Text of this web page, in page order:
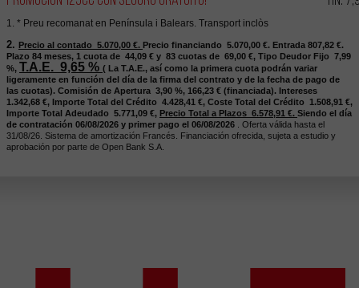
1. * Preu recomanat en Península i Balears. Transport inclòs
2. Precio al contado 5.070,00 €. Precio financiando 5.070,00 €. Entrada 807,82 €.
Plazo 84 meses, 1 cuota de 44,09 € y 83 cuotas de 69,00 €, Tipo Deudor Fijo 7,99
%, T.A.E. 9,65 % (
La T.A.E., así como la primera cuota podrán variar
ligeramente en función del día de la firma del contrato y de la fecha de pago de
las cuotas). Comisión de Apertura 3,90 %, 166,23 € (financiada). Intereses
1.342,68 €, Importe Total del Crédito 4.428,41 €, Coste Total del Crédito 1.508,91 €,
Importe Total Adeudado 5.771,09 €, Precio Total a Plazos 6.578,91 €. Siendo el día
de contratación 06/08/2026 y primer pago el 06/08/2026
. Oferta válida hasta el
31/08/26 Sistema de amortización Francés. Financiación ofrecida, sujeta a estudio y
aprobación por parte de Open Bank S.A.